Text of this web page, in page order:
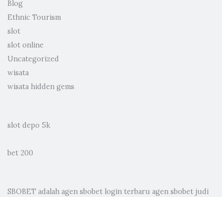
Blog
Ethnic Tourism
slot
slot online
Uncategorized
wisata
wisata hidden gems
slot depo 5k
bet 200
SBOBET adalah agen sbobet login terbaru agen sbobet judi